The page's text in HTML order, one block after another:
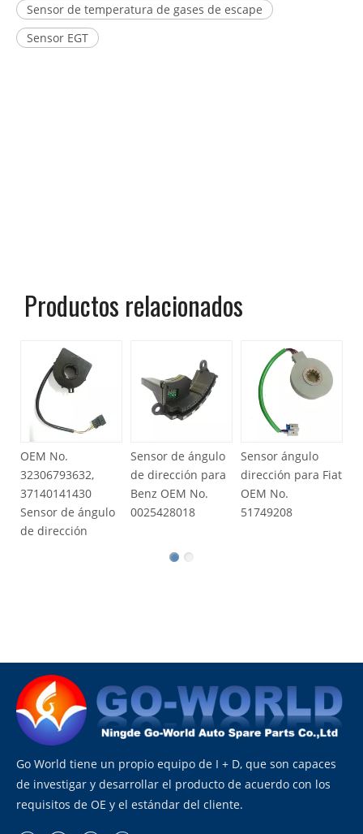
Sensor de temperatura de gases de escape
Sensor EGT
Productos relacionados
No.
de ángulo
dirección
Sensor de ángulo
de dirección para
Benz OEM No.
0025428018
Sensor ángulo
dirección para Fiat
OEM No.
51749208
de
No.
Go World tiene un propio equipo de I + D, que son capaces
de investigar y desarrollar el producto de acuerdo con los
requisitos de OE y el estándar del cliente.